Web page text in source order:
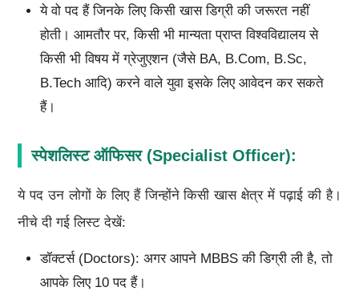
ये वो पद हैं जिनके लिए किसी खास डिग्री की जरूरत नहीं
होती। आमतौर पर, किसी भी मान्यता प्राप्त विश्वविद्यालय से
किसी भी विषय में ग्रेजुएशन (जैसे BA, B.Com, B.Sc,
B.Tech आदि) करने वाले युवा इसके लिए आवेदन कर सकते
हैं।
स्पेशलिस्ट ऑफिसर (Specialist Officer):
ये पद उन लोगों के लिए हैं जिन्होंने किसी खास क्षेत्र में पढ़ाई की है।
नीचे दी गई लिस्ट देखें:
डॉक्टर्स (Doctors): अगर आपने MBBS की डिग्री ली है, तो
आपके लिए 10 पद हैं।